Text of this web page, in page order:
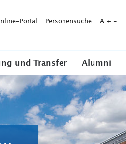
Portal Personensuche A + -
und Transfer Alumni